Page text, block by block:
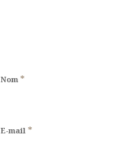
Nom *
E-mail *